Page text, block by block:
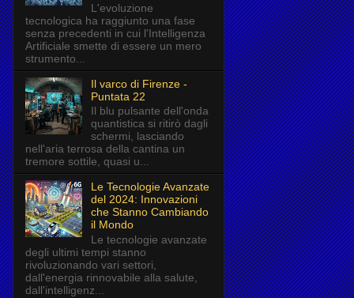
L'evoluzione
tecnologica ha raggiunto una fase
senza precedenti in cui l'Intelligenza
Artificiale smette di essere un mero
strumento...
Il varco di Firenze -
Puntata 22
Il blu pulsante dell'onda
quantistica si ritirò dagli
schermi, lasciando
nell'aria terrosa della cantina un
tremore sottile, quasi u...
Le Tecnologie Avanzate
del 2024: Innovazioni
che Stanno Cambiando
il Mondo
Le tecnologie avanzate
degli ultimi tempi stanno
rivoluzionando vari settori,
dall'energia rinnovabile alla salute,
dall'intelligenz...